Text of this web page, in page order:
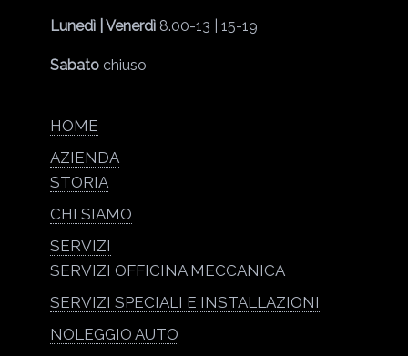
Lunedì | Venerdì 8.00-13 | 15-19
Sabato chiuso
HOME
AZIENDA
STORIA
CHI SIAMO
SERVIZI
SERVIZI OFFICINA MECCANICA
SERVIZI SPECIALI E INSTALLAZIONI
NOLEGGIO AUTO